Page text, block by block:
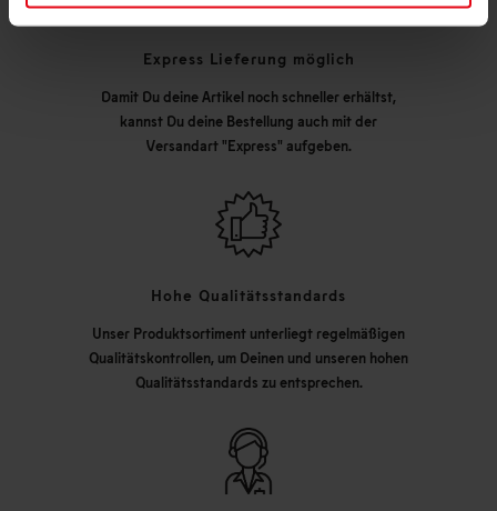
Express Lieferung möglich
Damit Du deine Artikel noch schneller erhältst,
kannst Du deine Bestellung auch mit der
Versandart "Express" aufgeben.
Hohe Qualitätsstandards
Unser Produktsortiment unterliegt regelmäßigen
Qualitätskontrollen, um Deinen und unseren hohen
Qualitätsstandards zu entsprechen.